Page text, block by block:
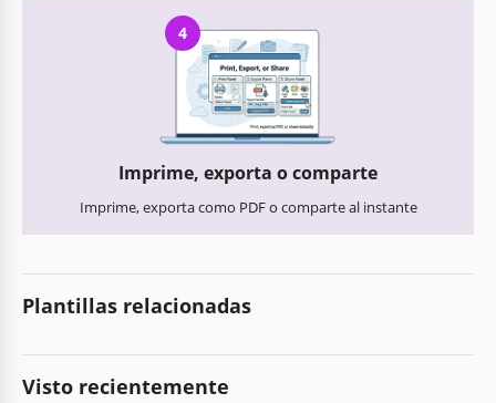
4
Imprime, exporta o comparte
Imprime, exporta como PDF o comparte al instante
Plantillas relacionadas
Visto recientemente